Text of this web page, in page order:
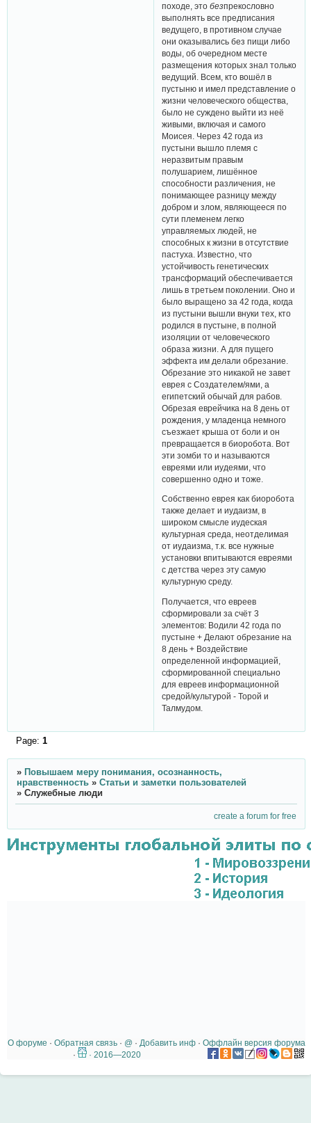
походе, этобезпрекословно
выполнять все предписания
ведущего, в противном случае
они оказывались без пищи либо
воды, об очередном месте
размещения которых знал только
ведущий. Всем, кто вошёл в
пустыню и имел представление о
жизни человеческого общества,
было не суждено выйти из неё
живыми, включая и самого
Моисея. Через 42 года из
пустыни вышло племя с
неразвитым правым
полушарием, лишённое
способности различения, не
понимающее разницу между
добром и злом, являющееся по
сути племенем легко
управляемых людей, не
способных к жизни в отсутствие
пастуха. Известно, что
устойчивость генетических
трансформаций обеспечивается
лишь в третьем поколении. Оно и
было выращено за 42 года, когда
из пустыни вышли внуки тех, кто
родился в пустыне, в полной
изоляции от человеческого
образа жизни. А для пущего
эффекта им делали обрезание.
Обрезание это никакой не завет
еврея с Создателем/ями, а
египетский обычай для рабов.
Обрезая еврейчика на 8 день от
рождения, у младенца немного
съезжает крыша от боли и он
превращается в биоробота. Вот
эти зомби то и называются
евреями или иудеями, что
совершенно одно и тоже.
Собственно еврея как биоробота
также делает и иудаизм, в
широком смысле иудеская
культурная среда, неотделимая
от иудаизма, т.к. все нужные
установки впитываются евреями
с детства через эту самую
культурную среду.
Получается, что евреев
сформировали за счёт 3
элементов: Водили 42 года по
пустыне + Делают обрезание на
8 день + Воздействие
определенной информацией,
сформированной специально
для евреев информационной
средой/культурой - Торой и
Талмудом.
Page: 1
» Повышаем меру понимания, осознанность,
нравственность » Статьи и заметки пользователей
» Служебные люди
create a forum for free
О форуме · Обратная связь· @ · Добавить инф· Оффлайн версия форума
·
· 2016—2020